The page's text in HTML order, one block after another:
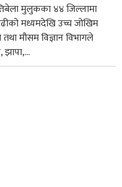
मुलुकका ४४ जिल्लामा
मध्यमदेखि उच्च जोखिम
मौसम विज्ञान विभागले